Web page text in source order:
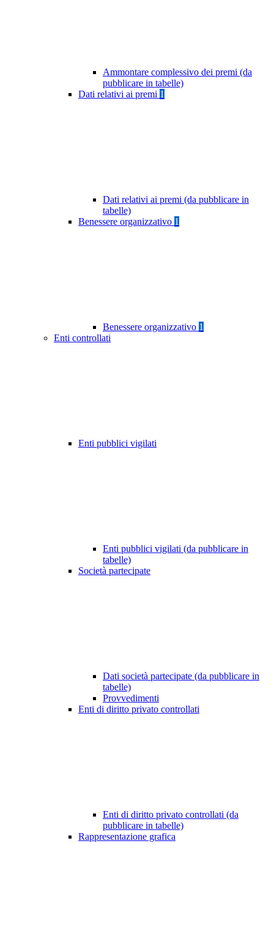
Ammontare complessivo dei premi (da
pubblicare in tabelle)
Dati relativi ai premi 1
Dati relativi ai premi (da pubblicare in
tabelle)
Benessere organizzativo 1
Benessere organizzativo 1
Enti controllati
Enti pubblici vigilati
Enti pubblici vigilati (da pubblicare in
tabelle)
Società partecipate
Dati società partecipate (da pubblicare in
tabelle)
Provvedimenti
Enti di diritto privato controllati
Enti di diritto privato controllati (da
pubblicare in tabelle)
Rappresentazione grafica